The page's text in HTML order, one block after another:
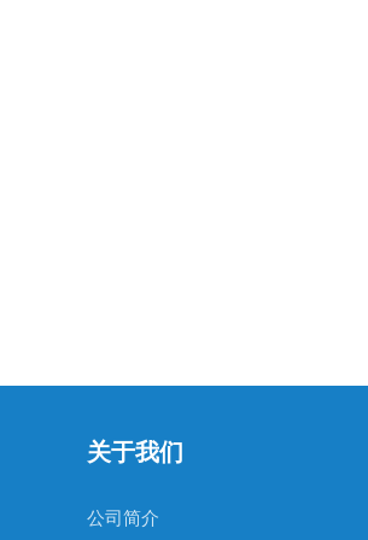
关于我们
公司简介